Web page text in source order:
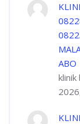
ABO